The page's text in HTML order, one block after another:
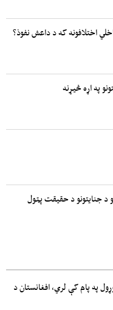
اختلافونه که د داعش نفوذ؟
په اړه څیړنه
د جنایتونو د حقیقت پټول
په پام کې لري، افغانستان د